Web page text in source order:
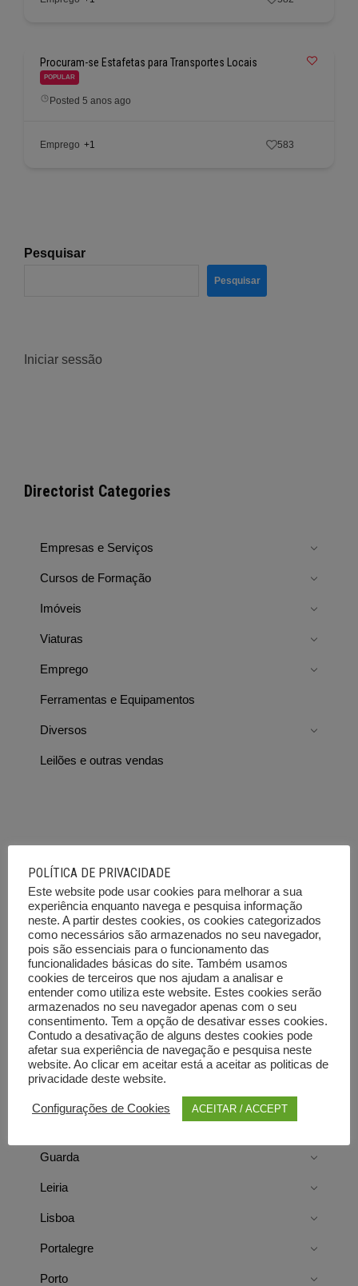
Procuram-se Estafetas para Transportes Locais
POPULAR
Posted 5 anos ago
Emprego +1 583
Pesquisar
Pesquisar
Iniciar sessão
Directorist Categories
Empresas e Serviços
Cursos de Formação
Imóveis
Viaturas
Emprego
Ferramentas e Equipamentos
Diversos
Leilões e outras vendas
Aveiro
Beja
Braga
Bragança
Castelo Branco
Coimbra
Guarda
Leiria
Lisboa
Portalegre
Porto
POLÍTICA DE PRIVACIDADE
Este website pode usar cookies para melhorar a sua
experiência enquanto navega e pesquisa informação
neste. A partir destes cookies, os cookies categorizados
como necessários são armazenados no seu navegador,
pois são essenciais para o funcionamento das
funcionalidades básicas do site. Também usamos
cookies de terceiros que nos ajudam a analisar e
entender como utiliza este website. Estes cookies serão
armazenados no seu navegador apenas com o seu
consentimento. Tem a opção de desativar esses cookies.
Contudo a desativação de alguns destes cookies pode
afetar sua experiência de navegação e pesquisa neste
website. Ao clicar em aceitar está a aceitar as politicas de
privacidade deste website.
Configurações de Cookies ACEITAR / ACCEPT